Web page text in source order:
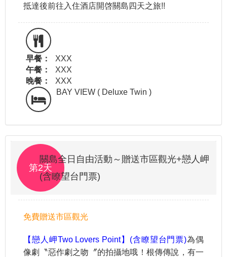
抵達後前往入住酒店開啓關島四天之旅!!
早餐：
XXX
午餐：
XXX
晚餐：
XXX
BAY VIEW ( Deluxe Twin )
第2天
關島全日自由活動～贈送市區觀光+戀人岬
(含瞭望台門票)
免費贈送市區觀光
【戀人岬Two Lovers Point】(含瞭望台門票)為偶
像劇〝惡作劇之吻〞的拍攝地哦！根傳傳說，有一